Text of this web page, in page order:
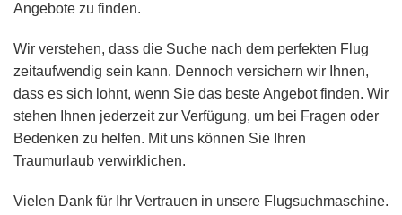
Angebote zu finden.
Wir verstehen, dass die Suche nach dem perfekten Flug
zeitaufwendig sein kann. Dennoch versichern wir Ihnen,
dass es sich lohnt, wenn Sie das beste Angebot finden. Wir
stehen Ihnen jederzeit zur Verfügung, um bei Fragen oder
Bedenken zu helfen. Mit uns können Sie Ihren
Traumurlaub verwirklichen.
Vielen Dank für Ihr Vertrauen in unsere Flugsuchmaschine.